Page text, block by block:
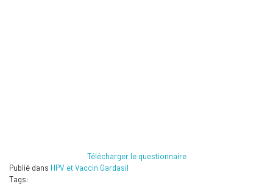
Télécharger le questionnaire
Publié dans HPV et Vaccin Gardasil
Tags: